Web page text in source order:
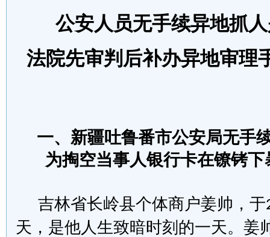
公安人员无手续异地抓
法院先审判 后补办异地审理
一、 新疆吐鲁番市公安局无手
为掏空当事人银行卡在镣铐下
吉林省长岭县个体商户姜帅，于
天，是他人生致暗时刻的一天。姜